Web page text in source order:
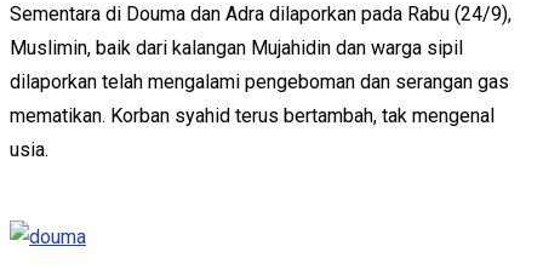
Sementara di Douma dan Adra dilaporkan pada Rabu (24/9),
Muslimin, baik dari kalangan Mujahidin dan warga sipil
dilaporkan telah mengalami pengeboman dan serangan gas
mematikan. Korban syahid terus bertambah, tak mengenal
usia.